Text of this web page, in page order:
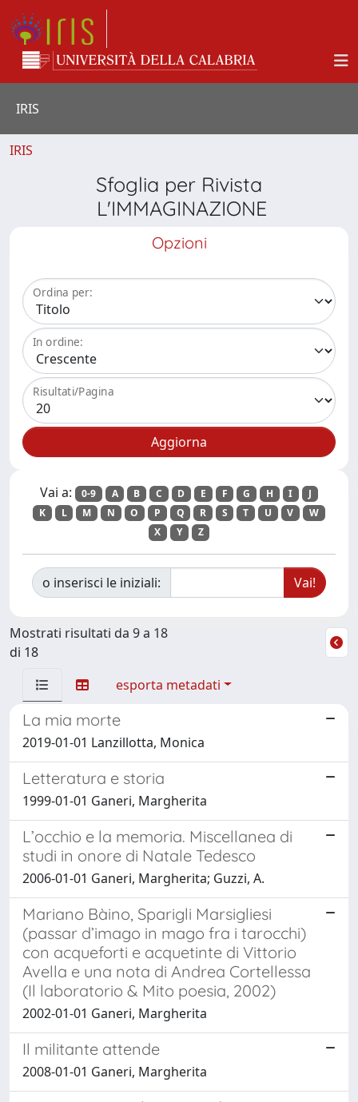
IRIS
IRIS
Sfoglia per Rivista
L'IMMAGINAZIONE
Opzioni
Ordina per:
In ordine:
Risultati/Pagina
Vai a: 0-9 A B C D E F G H I
J
K
L M N O P Q R S T U V
W
X
Y Z
o inserisci le iniziali:
Mostrati risultati da 9 a 18
di 18
esporta metadati
La mia morte
2019-01-01 Lanzillotta, Monica
Letteratura e storia
1999-01-01 Ganeri, Margherita
L’occhio e la memoria. Miscellanea di
studi in onore di Natale Tedesco
2006-01-01 Ganeri, Margherita; Guzzi, A.
Mariano Bàino, Sparigli Marsigliesi
(passar d’imago in mago fra i tarocchi)
con acqueforti e acquetinte di Vittorio
Avella e una nota di Andrea Cortellessa
(Il laboratorio & Mito poesia, 2002)
2002-01-01 Ganeri, Margherita
Il militante attende
2008-01-01 Ganeri, Margherita